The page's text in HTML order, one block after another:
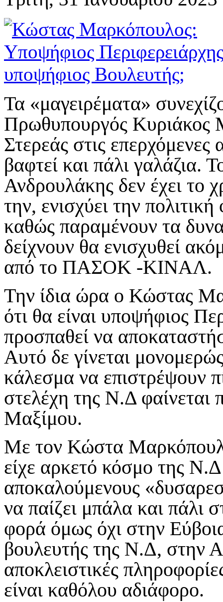
Τα «μαγειρέματα»
Πρωθυπουργός Κυριάκος
Στερεάς στις επερχόμενες
βαφτεί και πάλι γαλάζια.
Ανδρουλάκης δεν έχει το
την, ενισχύει την
καθώς παραμένουν τα
δείχνουν θα ενισχυθεί
από το ΠΑΣΟΚ -ΚΙΝΑΛ.
Την ίδια ώρα ο Κώστας
ότι θα είναι υποψήφιος
προσπαθεί να
Αυτό δε γίνεται
κάλεσμα να επιστρέψουν
στελέχη της Ν.Δ φαίνεται
Μαξίμου.
Με τον Κώστα
είχε αρκετό κόσμο της
αποκαλούμενους
να παίζει μπάλα και πάλι
φορά όμως όχι στην
βουλευτής της Ν.Δ, στην
αποκλειστικές
είναι καθόλου αδιάφορο.